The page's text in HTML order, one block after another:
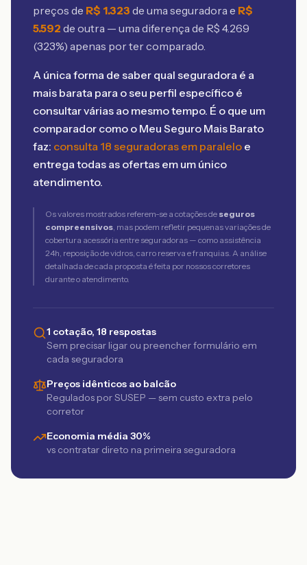
preços de R$ 1.323 de uma seguradora e R$
5.592 de outra — uma diferença de R$ 4.269
(323%) apenas por ter comparado.
A única forma de saber qual seguradora é a
mais barata para o seu perfil específico é
consultar várias ao mesmo tempo. É o que um
comparador como o Meu Seguro Mais Barato
faz: consulta 18 seguradoras em paralelo e
entrega todas as ofertas em um único
atendimento.
Os valores mostrados referem-se a cotações de seguros
compreensivos, mas podem refletir pequenas variações de
cobertura acessória entre seguradoras — como assistência
24h, reposição de vidros, carro reserva e franquias. A análise
detalhada de cada proposta é feita por nossos corretores
durante o atendimento.
1 cotação, 18 respostas
Sem precisar ligar ou preencher formulário em
cada seguradora
Preços idênticos ao balcão
Regulados por SUSEP — sem custo extra pelo
corretor
Economia média 30%
vs contratar direto na primeira seguradora